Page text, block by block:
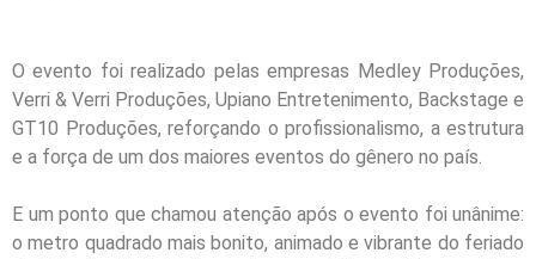
O evento foi realizado pelas empresas Medley Produções,
Verri & Verri Produções, Upiano Entretenimento, Backstage e
GT10 Produções, reforçando o profissionalismo, a estrutura
e a força de um dos maiores eventos do gênero no país.
E um ponto que chamou atenção após o evento foi unânime:
o metro quadrado mais bonito, animado e vibrante do feriado